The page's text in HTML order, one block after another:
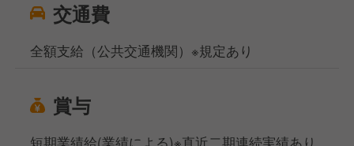
交通費
全額支給（公共交通機関）※規定あり
賞与
短期業績給(業績による)※直近二期連続実績あり